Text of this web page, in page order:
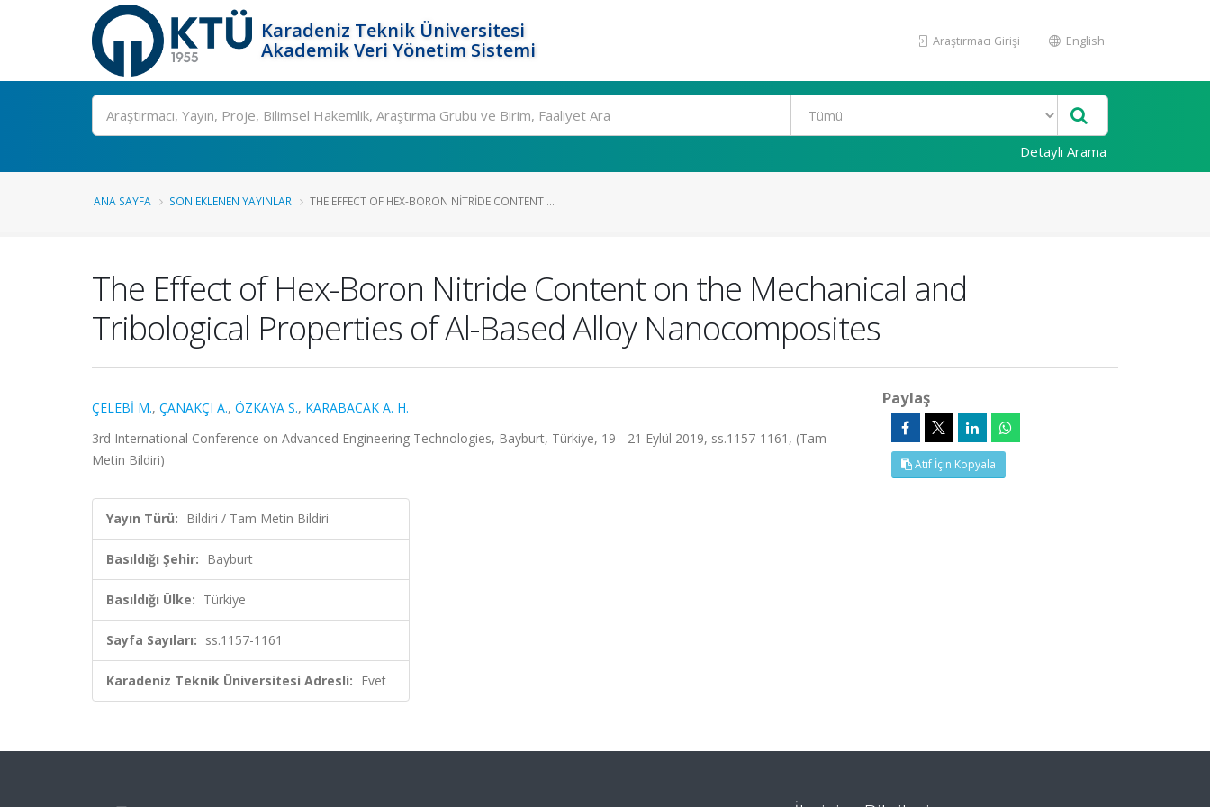
Karadeniz Teknik Üniversitesi
Akademik Veri Yönetim Sistemi
Araştırmacı Girişi English
Ara
Detaylı Arama
ANA SAYFA SON EKLENEN YAYINLAR THE EFFECT OF HEX-BORON NITRIDE CONTENT ...
The Effect of Hex-Boron Nitride Content on the Mechanical and
Tribological Properties of Al-Based Alloy Nanocomposites
ÇELEBİ M., ÇANAKÇI A., ÖZKAYA S., KARABACAK A. H.
3rd International Conference on Advanced Engineering Technologies, Bayburt, Türkiye, 19 - 21 Eylül 2019, ss.1157-1161, (Tam
Metin Bildiri)
Yayın Türü: Bildiri / Tam Metin Bildiri
Basıldığı Şehir: Bayburt
Basıldığı Ülke: Türkiye
Sayfa Sayıları: ss.1157-1161
Karadeniz Teknik Üniversitesi Adresli: Evet
Paylaş
Atıf İçin Kopyala